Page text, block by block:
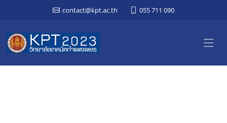
contact@kpt.ac.th 055 711 090